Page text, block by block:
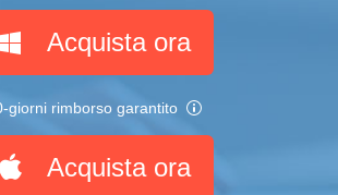
Acquista ora
giorni rimborso garantito
Acquista ora